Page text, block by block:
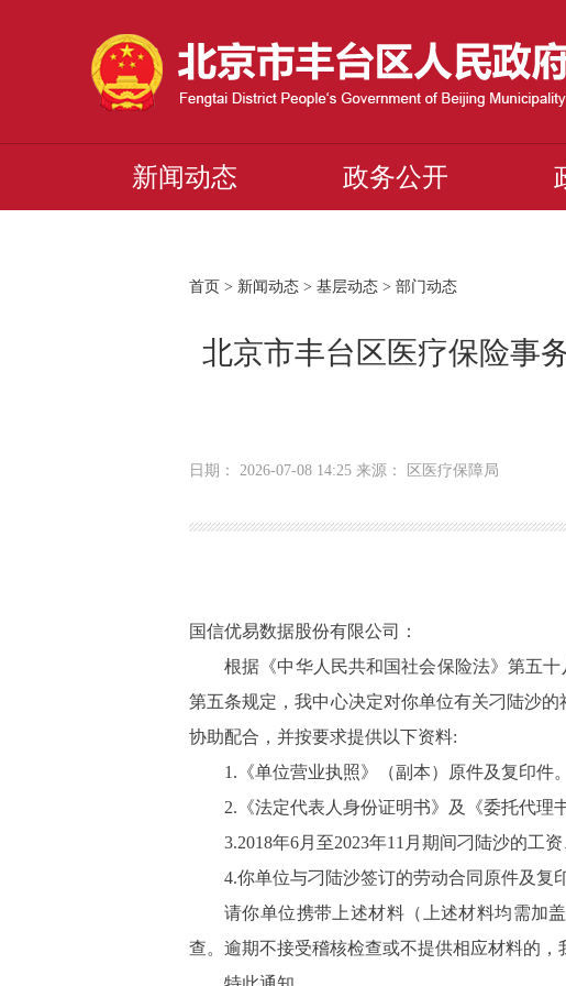
新闻动态 政务公开
首页 > 新闻动态 > 基层动态 > 部门动态
北京市丰台区医疗保险事
日期： 2026-07-08 14:25 来源： 区医疗保障局
国信优易数据股份有限公司：
根据《中华人民共和国社会保险法》第五
第五条规定，我中心决定对你单位有关刁陆沙
协助配合，并按要求提供以下资料:
1.《单位营业执照》（副本）原件及复印件。
2.《法定代表人身份证明书》及《委托代理
3.2018年6月至2023年11月期间刁陆沙的工
4.你单位与刁陆沙签订的劳动合同原件及复
请你单位携带上述材料（上述材料均需加
查。逾期不接受稽核检查或不提供相应材料的